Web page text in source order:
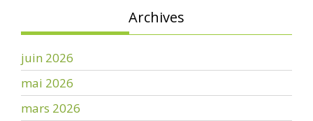
Archives
juin 2026
mai 2026
mars 2026